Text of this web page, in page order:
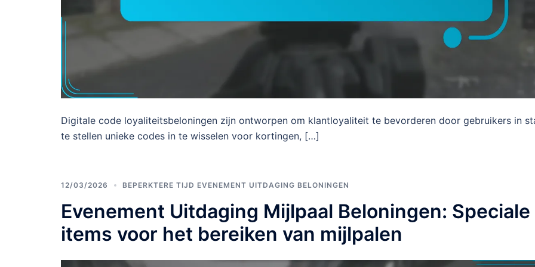
Digitale code loyaliteitsbeloningen zijn ontworpen om klantloyaliteit te bevorderen door gebruikers in
te stellen unieke codes in te wisselen voor kortingen, […]
12/03/2026 BEPERKTERE TIJD EVENEMENT UITDAGING BELONINGEN
Evenement Uitdaging Mijlpaal Beloningen: Speciale
items voor het bereiken van mijlpalen